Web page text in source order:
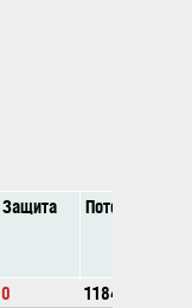
Защита Потенциалка
0
1184700